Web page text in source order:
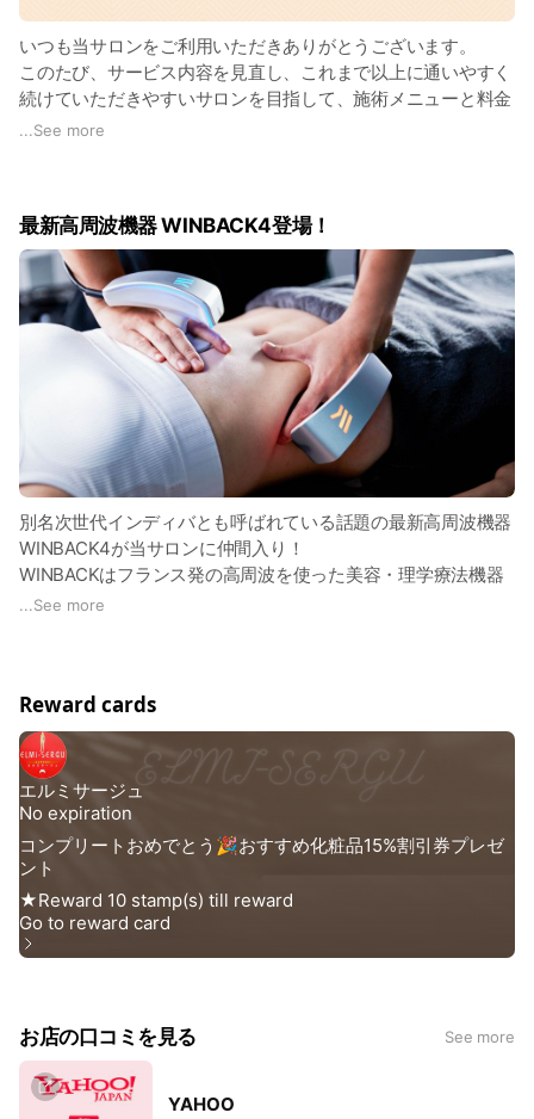
いつも当サロンをご利用いただきありがとうございます。
このたび、サービス内容を見直し、これまで以上に通いやすく
続けていただきやすいサロンを目指して、施術メニューと料金
を一部リニューアルすることとなりました✨
令和8年3月 オーナー 宮浦
※新料金は3月26日より適用となり、公式LINEや予約サイトに
てご確認いただけます。
...See more
最新高周波機器 WINBACK4登場！
別名次世代インディバとも呼ばれている話題の最新高周波機器
WINBACK4が当サロンに仲間入り！
WINBACKはフランス発の高周波を使った美容・理学療法機器
で、身体の深部から細胞を活性化させ、痩身や肌質改善、リラ
https://elmisergu.blog.jp/archives/48072048.html
...See more
Reward cards
お店の口コミを見る See more
YAHOO